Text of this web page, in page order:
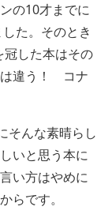
の10才までに
た。そのとき
冠した本はその
は違う！ コナ
そんな素晴らし
いと思う本に
い方はやめに
らです。